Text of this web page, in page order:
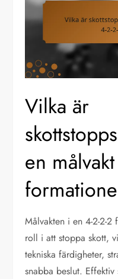
Vilka är
en
Målvakten i en 4-2-2-
roll i att stoppa skott,
tekniska färdigheter,
snabba beslut.